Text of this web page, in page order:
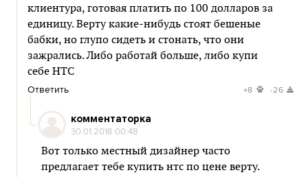
клиентура, готовая платить по 100 долларов за
единицу. Верту какие-нибудь стоят бешеные
бабки, но глупо сидеть и стонать, что они
зажрались. Либо работай больше, либо купи
себе НТС
Ответить +8 -26
комментаторка
30.01.2018 00:48
Вот только местный дизайнер часто
предлагает тебе купить нтс по цене верту.